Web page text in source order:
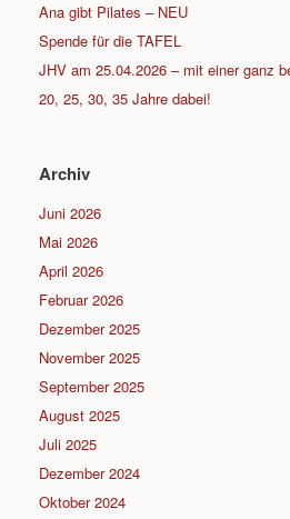
Ana gibt Pilates – NEU
Spende für die TAFEL
JHV am 25.04.2026 – mit einer ganz
20, 25, 30, 35 Jahre dabei!
Archiv
Juni 2026
Mai 2026
April 2026
Februar 2026
Dezember 2025
November 2025
September 2025
August 2025
Juli 2025
Dezember 2024
Oktober 2024